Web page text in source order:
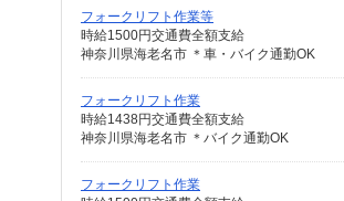
フォークリフト作業等
時給1500円交通費全額支給
神奈川県海老名市 ＊車・バイク通勤OK
フォークリフト作業
時給1438円交通費全額支給
神奈川県海老名市 ＊バイク通勤OK
フォークリフト作業